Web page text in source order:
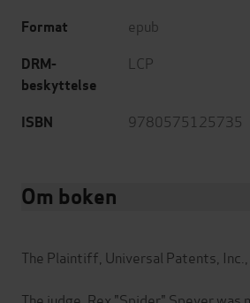
Format epub
DRM-
beskyttelse
LCP
ISBN 9780575125735
Om boken
The Plaintiff, Universal Patents,
The judge, Rex "Spider" Speyer was